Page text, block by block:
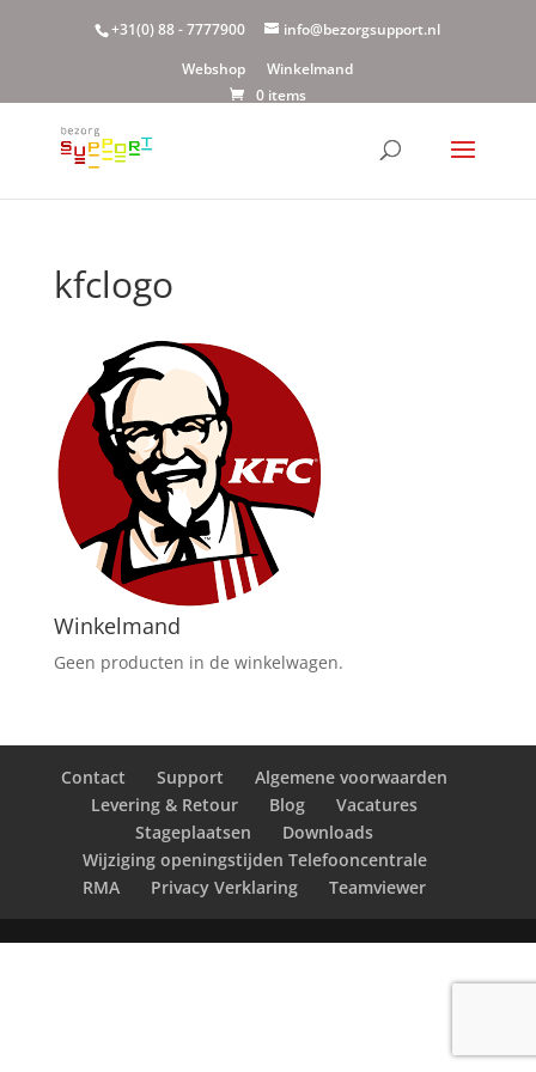
+31(0) 88 - 7777900
info@bezorgsupport.nl
Webshop
Winkelmand
0 items
kfclogo
Winkelmand
Geen producten in de winkelwagen.
Contact Support
Algemene voorwaarden
Levering & Retour
Blog
Vacatures
Stageplaatsen
Downloads
Wijziging openingstijden Telefooncentrale
RMA
Privacy Verklaring Teamviewer